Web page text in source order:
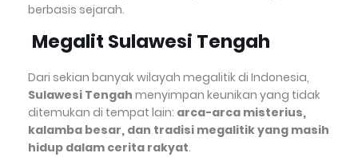
berbasis sejarah.
Megalit Sulawesi Tengah
Dari sekian banyak wilayah megalitik di Indonesia,
Sulawesi Tengah menyimpan keunikan yang tidak
ditemukan di tempat lain: arca-arca misterius,
kalamba besar, dan tradisi megalitik yang masih
hidup dalam cerita rakyat.